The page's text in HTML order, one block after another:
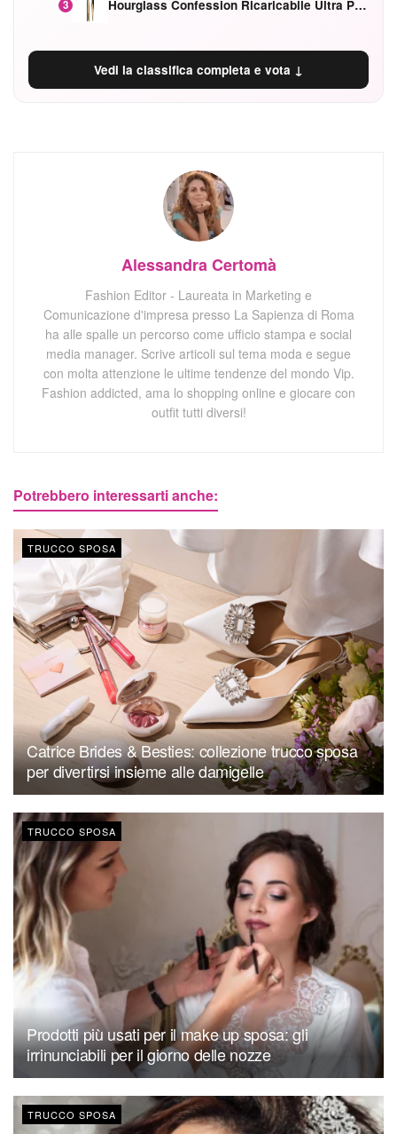
3 Hourglass Confession Ricaricabile Ultra Preciso Ad Alta Intensità Secretly Classic Red
Vedi la classifica completa e vota ↓
Alessandra Certomà
Fashion Editor - Laureata in Marketing e
Comunicazione d'impresa presso La Sapienza di Roma
ha alle spalle un percorso come ufficio stampa e social
media manager. Scrive articoli sul tema moda e segue
con molta attenzione le ultime tendenze del mondo Vip.
Fashion addicted, ama lo shopping online e giocare con
outfit tutti diversi!
Potrebbero interessarti anche:
TRUCCO SPOSA
Catrice Brides & Besties: collezione trucco sposa
per divertirsi insieme alle damigelle
TRUCCO SPOSA
Prodotti più usati per il make up sposa: gli
irrinunciabili per il giorno delle nozze
TRUCCO SPOSA